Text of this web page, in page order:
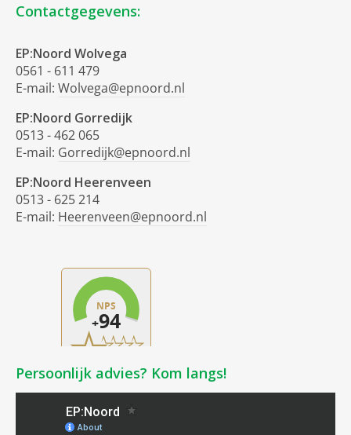
Contactgegevens:
EP:Noord Wolvega
0561 - 611 479
E-mail: Wolvega@epnoord.nl
EP:Noord Gorredijk
0513 - 462 065
E-mail: Gorredijk@epnoord.nl
EP:Noord Heerenveen
0513 - 625 214
E-mail: Heerenveen@epnoord.nl
Persoonlijk advies? Kom langs!